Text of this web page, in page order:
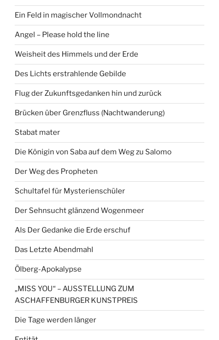
Ein Feld in magischer Vollmondnacht
Angel – Please hold the line
Weisheit des Himmels und der Erde
Des Lichts erstrahlende Gebilde
Flug der Zukunftsgedanken hin und zurück
Brücken über Grenzfluss (Nachtwanderung)
Stabat mater
Die Königin von Saba auf dem Weg zu Salomo
Der Weg des Propheten
Schultafel für Mysterienschüler
Der Sehnsucht glänzend Wogenmeer
Als Der Gedanke die Erde erschuf
Das Letzte Abendmahl
Ölberg-Apokalypse
„MISS YOU“ – AUSSTELLUNG ZUM
ASCHAFFENBURGER KUNSTPREIS
Die Tage werden länger